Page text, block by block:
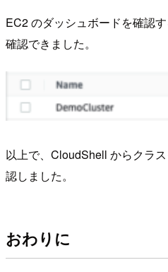
EC2 のダッシュボードを確認
確認できました。
以上で、CloudShell からクラ
認しました。
おわりに